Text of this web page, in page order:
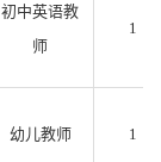
初中英语教
师
1
幼儿教师 1